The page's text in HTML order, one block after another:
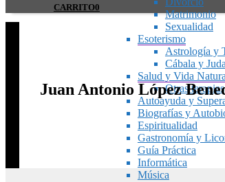
Matrimonio
Sexualidad
Esoterismo
Astrología y
Cábala y
Salud y Vida
Otras terapias
Autoayuda y
Biografías y
Espiritualidad
Gastronomía y
Guía Práctica
Informática
Música
CARRITO0
Juan Antonio López